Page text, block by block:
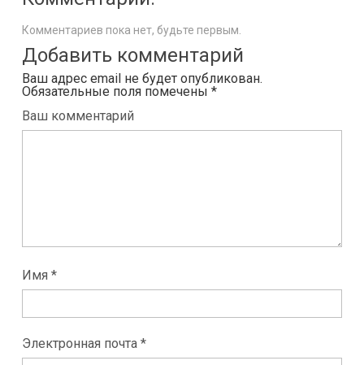
Комментариев пока нет, будьте первым.
Добавить комментарий
Ваш адрес email не будет опубликован.
Обязательные поля помечены *
Ваш комментарий
Имя *
Электронная почта *